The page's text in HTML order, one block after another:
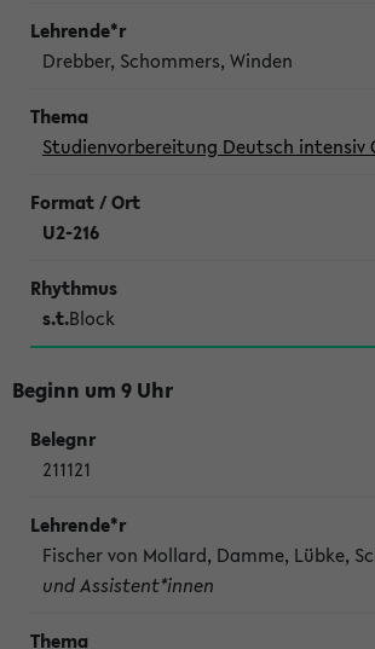
Drebber, Schommers, Winden
Studienvorbereitung Deutsch intensiv
U2-216
s.t.Block
Beginn um 9 Uhr
211121
Fischer von Mollard, Damme, Lübke,
und Assistent*innen